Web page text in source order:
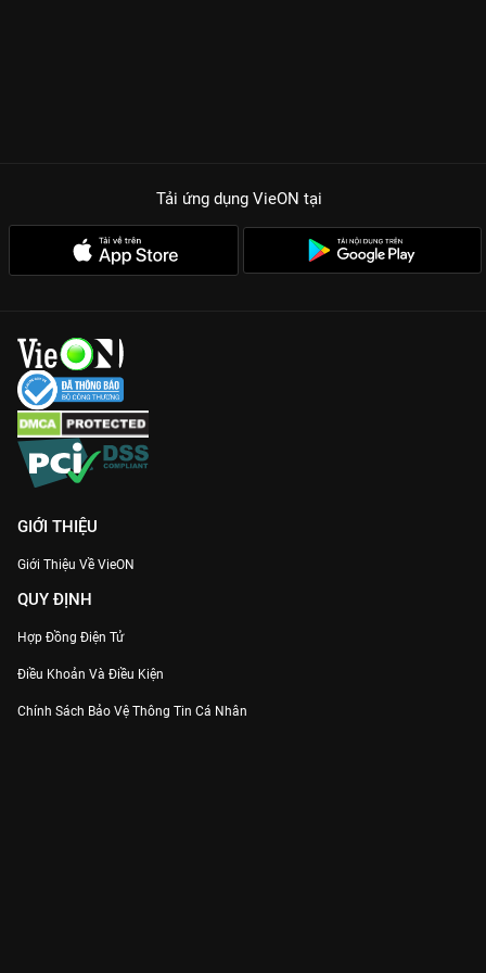
đầu tư công phu, tạo hiệu ứng thị giác mãn nhãn chưa từng có.
Cốt truyện thông minh:Không chỉ là phim hành động, đây là
hành trình khám phá các quy luật ma pháp đầy sáng tạo và
logic.
căng thẳng cực hiệu quả.
Cập nhật ngay hành trình vô đối của Lloyd và xem
Sinh Thành Đệ Thất Hoàng Tử Mùa 2
VieON!
Tải ứng dụng VieON tại
GIỚI THIỆU
Giới Thiệu Về VieON
QUY ĐỊNH
Hợp Đồng Điện Tử
Điều Khoản Và Điều Kiện
Chính Sách Bảo Vệ Thông Tin Cá Nhân